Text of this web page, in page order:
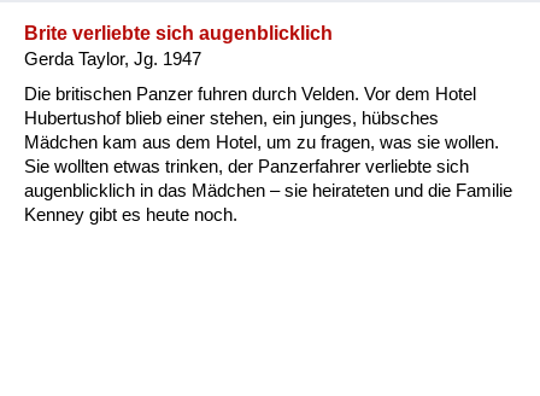
Brite verliebte sich augenblicklich
Gerda Taylor, Jg. 1947
Die britischen Panzer fuhren durch Velden. Vor dem Hotel
Hubertushof blieb einer stehen, ein junges, hübsches
Mädchen kam aus dem Hotel, um zu fragen, was sie wollen.
Sie wollten etwas trinken, der Panzerfahrer verliebte sich
augenblicklich in das Mädchen – sie heirateten und die Familie
Kenney gibt es heute noch.